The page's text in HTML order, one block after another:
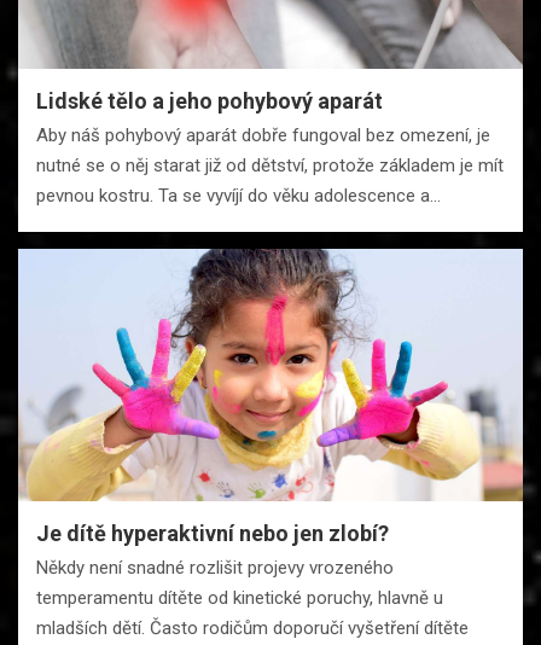
Lidské tělo a jeho pohybový aparát
Aby náš pohybový aparát dobře fungoval bez omezení, je
nutné se o něj starat již od dětství, protože základem je mít
pevnou kostru. Ta se vyvíjí do věku adolescence a…
Je dítě hyperaktivní nebo jen zlobí?
Někdy není snadné rozlišit projevy vrozeného
temperamentu dítěte od kinetické poruchy, hlavně u
mladších dětí. Často rodičům doporučí vyšetření dítěte